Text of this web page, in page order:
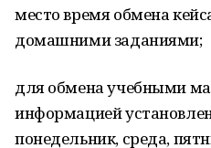
место время обмена
домашними заданиями;
для обмена учебными
информацией
понедельник, среда,